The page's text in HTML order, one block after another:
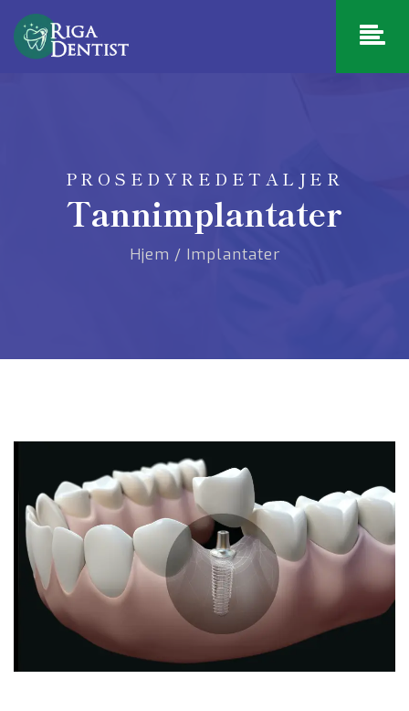
PROSEDYREDETALJER
Tannimplantater
Hjem / Implantater